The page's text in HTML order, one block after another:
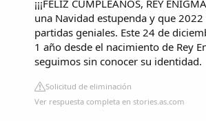
¡¡¡FELIZ CUMPLEAÑOS, REY
una Navidad estupenda y que
partidas geniales. Este 24 de
1 año desde el nacimiento de Rey
seguimos sin conocer su identidad.
Solicitud de eliminación
Ver respuesta completa en stories.as.com